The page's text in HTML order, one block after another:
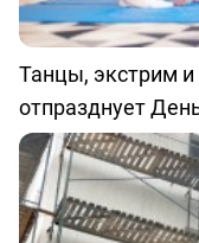
Танцы, экстрим
отпразднует